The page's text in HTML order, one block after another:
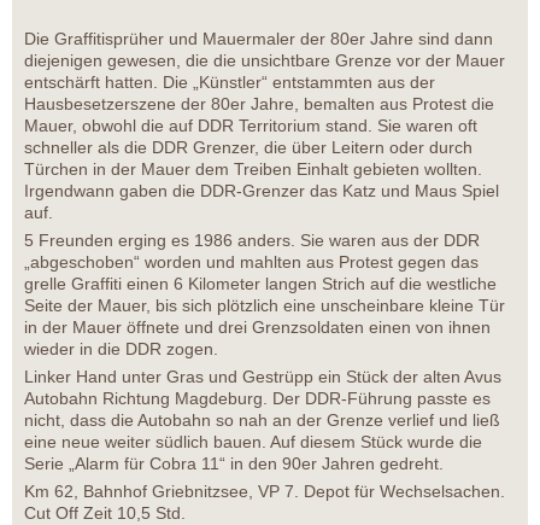
Die Graffitisprüher und Mauermaler der 80er Jahre sind dann
diejenigen gewesen, die die unsichtbare Grenze vor der Mauer
entschärft hatten. Die „Künstler“ entstammten aus der
Hausbesetzerszene der 80er Jahre, bemalten aus Protest die
Mauer, obwohl die auf DDR Territorium stand. Sie waren oft
schneller als die DDR Grenzer, die über Leitern oder durch
Türchen in der Mauer dem Treiben Einhalt gebieten wollten.
Irgendwann gaben die DDR-Grenzer das Katz und Maus Spiel
auf.
5 Freunden erging es 1986 anders. Sie waren aus der DDR
„abgeschoben“ worden und mahlten aus Protest gegen das
grelle Graffiti einen 6 Kilometer langen Strich auf die westliche
Seite der Mauer, bis sich plötzlich eine unscheinbare kleine Tür
in der Mauer öffnete und drei Grenzsoldaten einen von ihnen
wieder in die DDR zogen.
Linker Hand unter Gras und Gestrüpp ein Stück der alten Avus
Autobahn Richtung Magdeburg. Der DDR-Führung passte es
nicht, dass die Autobahn so nah an der Grenze verlief und ließ
eine neue weiter südlich bauen. Auf diesem Stück wurde die
Serie „Alarm für Cobra 11“ in den 90er Jahren gedreht.
Km 62, Bahnhof Griebnitzsee, VP 7. Depot für Wechselsachen.
Cut Off Zeit 10,5 Std.